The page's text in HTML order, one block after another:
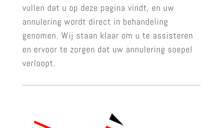
vullen dat u op deze pagina vindt, en uw
annulering wordt direct in behandeling
genomen. Wij staan klaar om u te assisteren
en ervoor te zorgen dat uw annulering soepel
verloopt.